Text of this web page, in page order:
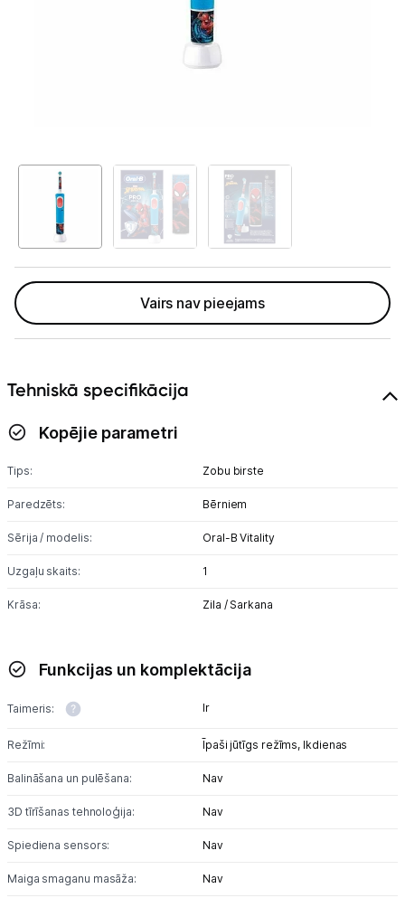
Telefoni, planšetdatori
Matu kopšana
Ķermeņa kopšana
Elektriskās zobu birstes
Aksesuāri el. zobu birstēm
Sejas kopšanas ierīces
Asinsspiediena mērītāji
Sports un atpūta
Ražotāju atjaunota tehnika
Blogs
Piegāde un apmaksa
Vairs nav pieejams
Tehniskā specifikācija
Kopējie parametri
Tips: Zobu birste
Paredzēts: Bērniem
Sērija / modelis: Oral-B Vitality
Uzgaļu skaits: 1
Krāsa: Zila / Sarkana
Funkcijas un komplektācija
Taimeris: Ir
Režīmi: Īpaši jūtīgs režīms, Ikdienas
Balināšana un pulēšana: Nav
3D tīrīšanas tehnoloģija: Nav
Spiediena sensors: Nav
Maiga smaganu masāža: Nav